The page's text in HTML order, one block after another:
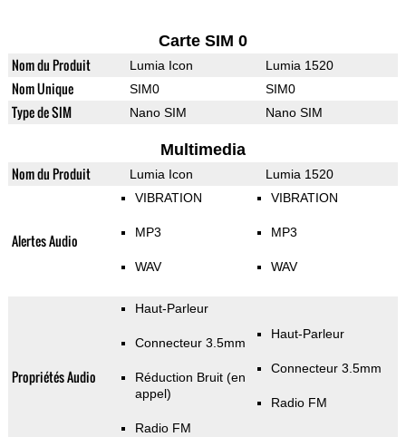
Carte SIM 0
Nom du Produit Lumia Icon Lumia 1520
Nom Unique SIM0 SIM0
Type de SIM Nano SIM Nano SIM
Multimedia
Nom du Produit Lumia Icon Lumia 1520
Alertes Audio
VIBRATION
MP3
WAV
VIBRATION
MP3
WAV
Propriétés Audio
Haut-Parleur
Connecteur 3.5mm
Réduction Bruit (en
appel)
Radio FM
Haut-Parleur
Connecteur 3.5mm
Radio FM